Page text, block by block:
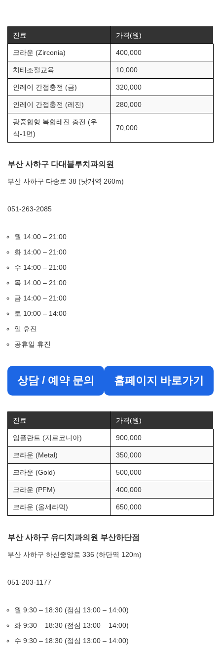
진료 가격(원)
크라운 (Zirconia) 400,000
치태조절교육 10,000
인레이 간접충전 (금) 320,000
인레이 간접충전 (레진) 280,000
광중합형 복합레진 충전 (우
식-1면)
70,000
부산 사하구 다대블루치과의원
부산 사하구 다송로 38 (낫개역 260m)
051-263-2085
월 14:00 – 21:00
화 14:00 – 21:00
수 14:00 – 21:00
목 14:00 – 21:00
금 14:00 – 21:00
토 10:00 – 14:00
일 휴진
공휴일 휴진
상담 / 예약 문의 홈페이지 바로가기
진료 가격(원)
임플란트 (지르코니아) 900,000
크라운 (Metal) 350,000
크라운 (Gold) 500,000
크라운 (PFM) 400,000
크라운 (올세라믹) 650,000
부산 사하구 유디치과의원 부산하단점
부산 사하구 하신중앙로 336 (하단역 120m)
051-203-1177
월 9:30 – 18:30 (점심 13:00 – 14:00)
화 9:30 – 18:30 (점심 13:00 – 14:00)
수 9:30 – 18:30 (점심 13:00 – 14:00)